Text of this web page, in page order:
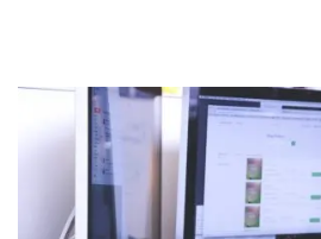
人・
リ
ン